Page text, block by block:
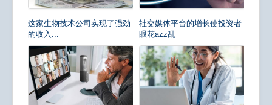
这家生物技术公司实现了强劲
的收入...
社交媒体平台的增长使投资者
眼花azz乱